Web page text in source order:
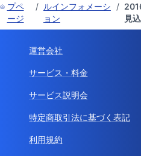
プペ
ージ
/ ルインフォメーシ
ョン
/
見
運営会社
サービス・料金
サービス説明会
特定商取引法に基づく表記
利用規約